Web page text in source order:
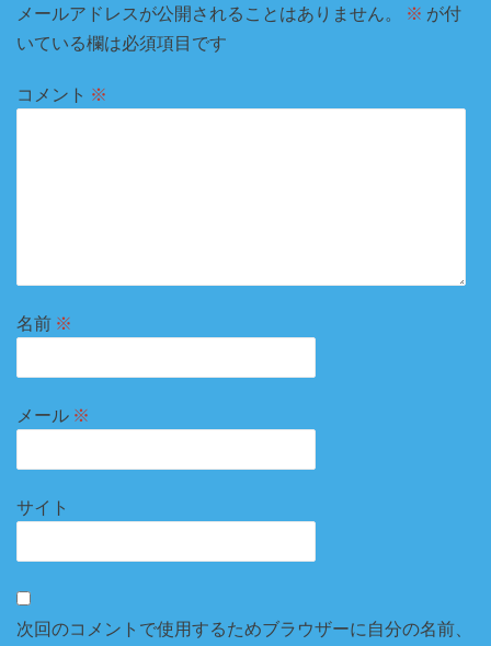
ョ
ン
メールアドレスが公開されることはありません。 ※ が付
いている欄は必須項目です
コメント ※
名前 ※
メール ※
サイト
次回のコメントで使用するためブラウザーに自分の名前、